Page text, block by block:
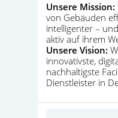
Unsere Mission:
von Gebäuden
intelligenter –
aktiv auf ihrem
Unsere Vision:
innovativste,
nachhaltigste
Dienstleister in